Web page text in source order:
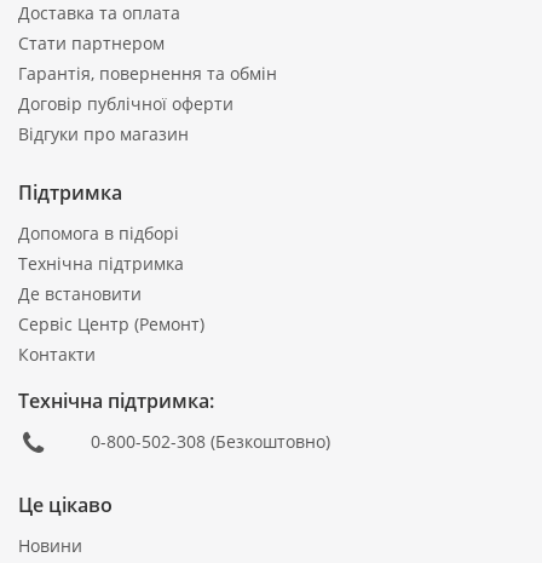
Доставка та оплата
Стати партнером
Гарантія, повернення та обмін
Договір публічної оферти
Відгуки про магазин
Підтримка
Допомога в підборі
Технічна підтримка
Де встановити
Сервіс Центр (Ремонт)
Контакти
Технічна підтримка:
0-800-502-308(Безкоштовно)
Це цікаво
Новини